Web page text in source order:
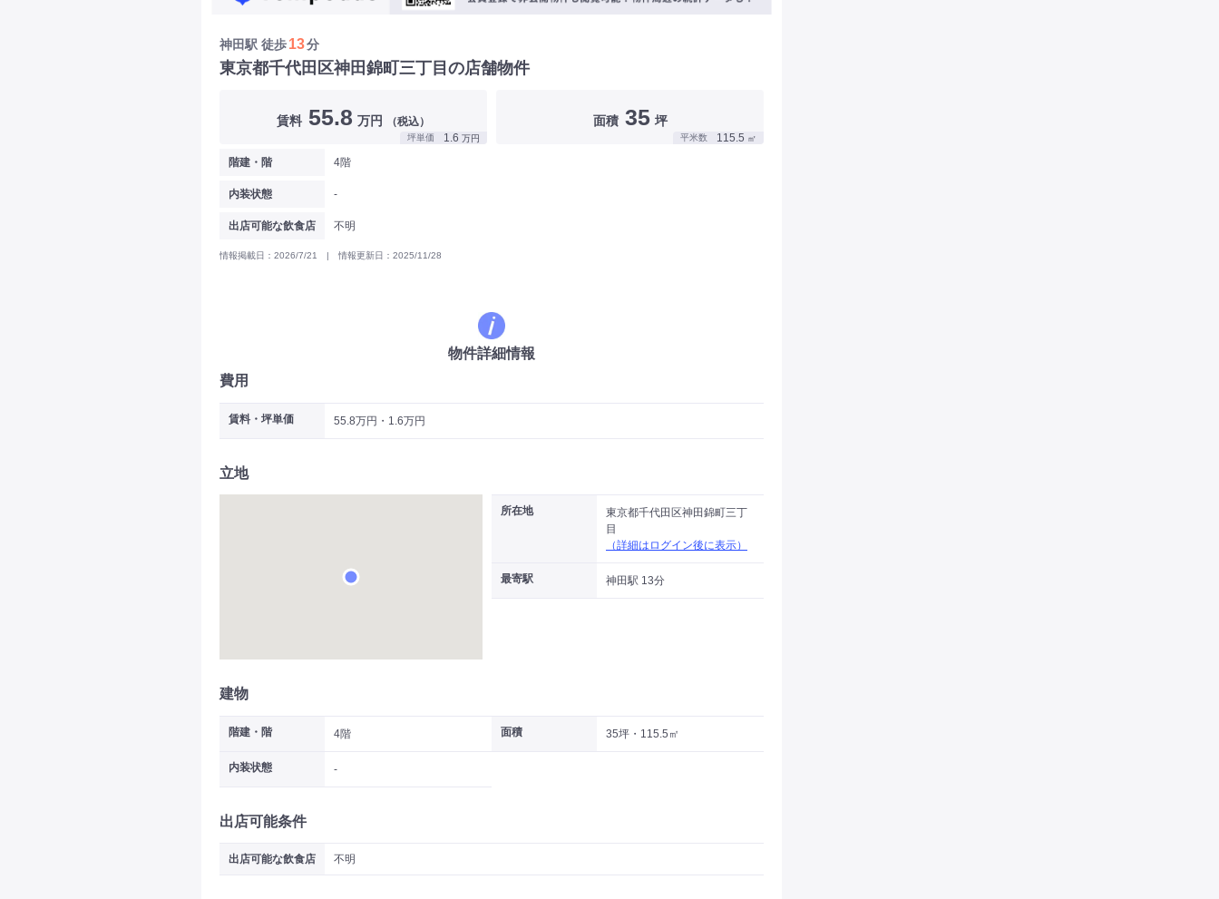
神田駅 徒歩13分
東京都千代田区神田錦町三丁目の店舗物件
賃料 55.8 万円 （税込）
坪単価 1.6 万円
面積 35 坪
平米数 115.5 ㎡
階建・階 4階
内装状態 -
出店可能な飲食店 不明
情報掲載日：2026/7/21 | 情報更新日：2025/11/28
物件詳細情報
費用
賃料・坪単価 55.8万円・1.6万円
立地
所在地
東京都千代田区神田錦町三丁
目
（詳細はログイン後に表示）
最寄駅 神田駅 13分
建物
階建・階 4階 面積 35坪・115.5㎡
内装状態 -
出店可能条件
出店可能な飲食店 不明